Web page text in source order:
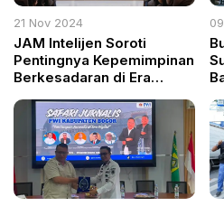
21 Nov 2024
JAM Intelijen Soroti
Pentingnya Kepemimpinan
Berkesadaran di Era